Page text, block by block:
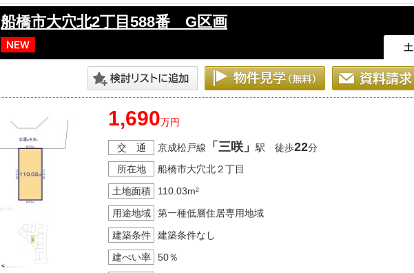
船橋市大穴北2丁目588番 G区画
1,690万円
交 通 京成松戸線 「三咲」駅 徒歩22分
所在地
船橋市大穴北２丁目
土地面積
110.03m²
用途地域
第一種低層住居専用地域
建築条件
建築条件なし
建ぺい率
50％